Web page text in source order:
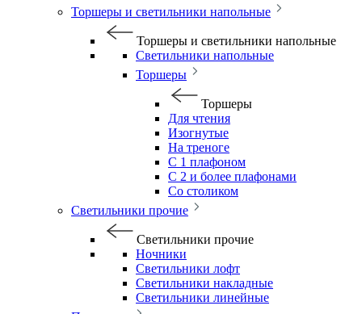
Торшеры и светильники напольные
Торшеры и светильники напольные
Светильники напольные
Торшеры
Торшеры
Для чтения
Изогнутые
На треноге
С 1 плафоном
С 2 и более плафонами
Со столиком
Светильники прочие
Светильники прочие
Ночники
Светильники лофт
Светильники накладные
Светильники линейные